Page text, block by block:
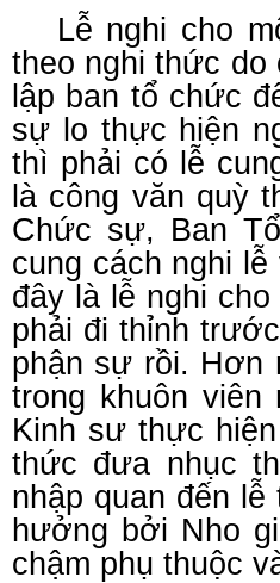
Lễ nghi cho
theo nghi thức do
lập ban tổ chức
sự lo thực hiện
thì phải có lễ
là công văn quỳ
Chức sự, Ban
cung cách nghi
đây là lễ nghi
phải đi thỉnh
phận sự rồi. Hơn
trong khuôn
Kinh sư thực
thức đưa nhục
nhập quan đến
hưởng bởi Nho
chậm phụ thuộc